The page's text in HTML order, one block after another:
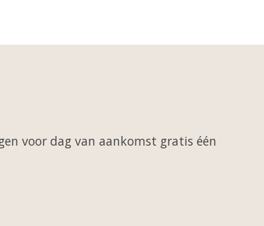
voor dag van aankomst gratis één